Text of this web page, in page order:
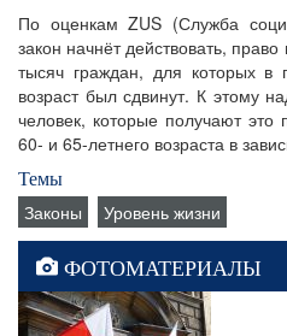
По оценкам ZUS (Служба
закон начнёт действовать,
тысяч граждан, для которых в
возраст был сдвинут. К этому
человек, которые получают это
60- и 65-летнего возраста в
Темы
Законы Уровень жизни
ФОТОМАТЕРИАЛЫ